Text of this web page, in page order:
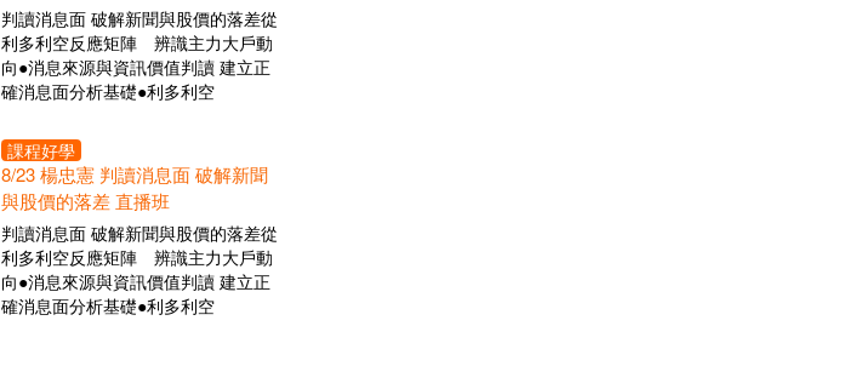
判讀消息面 破解新聞與股價的落差從
利多利空反應矩陣 辨識主力大戶動
向●消息來源與資訊價值判讀 建立正
確消息面分析基礎●利多利空
課程好學
8/23 楊忠憲 判讀消息面 破解新聞
與股價的落差 直播班
判讀消息面 破解新聞與股價的落差從
利多利空反應矩陣 辨識主力大戶動
向●消息來源與資訊價值判讀 建立正
確消息面分析基礎●利多利空